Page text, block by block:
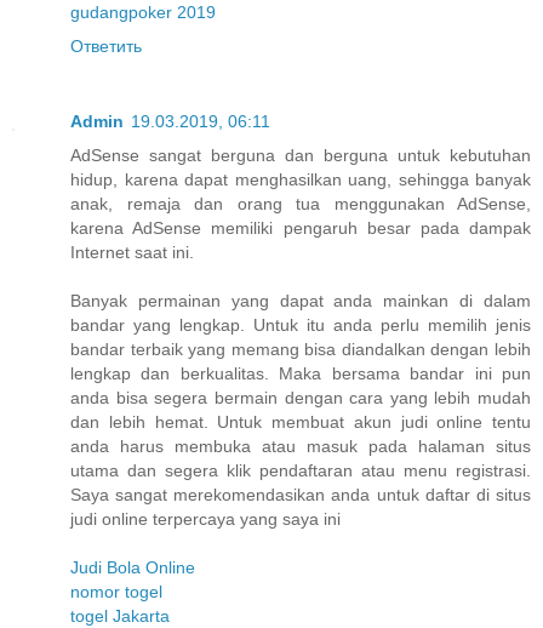
gudangpoker 2019
Ответить
Admin 19.03.2019, 06:11
AdSense sangat berguna dan berguna untuk kebutuhan
hidup, karena dapat menghasilkan uang, sehingga banyak
anak, remaja dan orang tua menggunakan AdSense,
karena AdSense memiliki pengaruh besar pada dampak
Internet saat ini.
Banyak permainan yang dapat anda mainkan di dalam
bandar yang lengkap. Untuk itu anda perlu memilih jenis
bandar terbaik yang memang bisa diandalkan dengan lebih
lengkap dan berkualitas. Maka bersama bandar ini pun
anda bisa segera bermain dengan cara yang lebih mudah
dan lebih hemat. Untuk membuat akun judi online tentu
anda harus membuka atau masuk pada halaman situs
utama dan segera klik pendaftaran atau menu registrasi.
Saya sangat merekomendasikan anda untuk daftar di situs
judi online terpercaya yang saya ini
Judi Bola Online
nomor togel
togel Jakarta